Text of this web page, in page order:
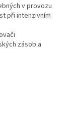
v provozu
při intenzivním
zásob a